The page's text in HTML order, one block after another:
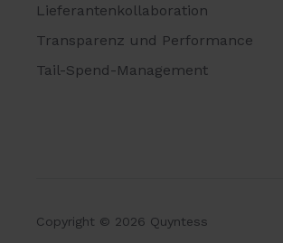
Lieferantenkollaboration
Transparenz und Performance
Tail-Spend-Management
Copyright © 2026 Quyntess